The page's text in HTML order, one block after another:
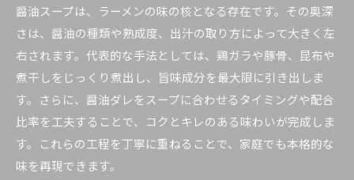
醤油スープは、ラーメンの味の核となる存在です。その奥深
さは、醤油の種類や熟成度、出汁の取り方によって大きく左
右されます。代表的な手法としては、鶏ガラや豚骨、昆布や
煮干しをじっくり煮出し、旨味成分を最大限に引き出しま
す。さらに、醤油ダレをスープに合わせるタイミングや配合
比率を工夫することで、コクとキレのある味わいが完成しま
す。これらの工程を丁寧に重ねることで、家庭でも本格的な
味を再現できます。